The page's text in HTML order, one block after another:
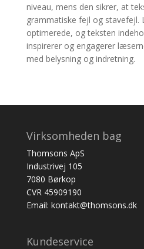
niveau, mens den sikrer, at
grammatiske fejl og stavefejl.
optimerede, og teksten
inspirerer og engagerer
med belysning og indretning.
Virksomheden bag
Thomsons ApS
Industrivej 105
7080 Børkop
CVR 45909190
Email: kontakt@thomsons.dk
Kundeservice